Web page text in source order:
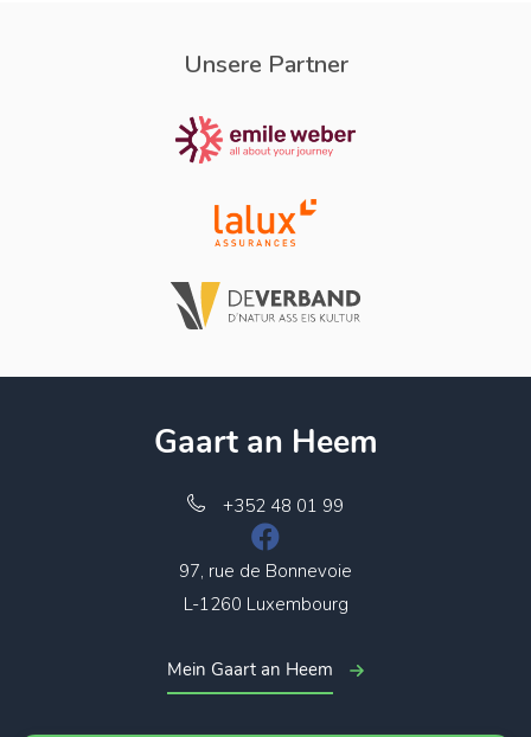
Unsere Partner
Gaart an Heem
+352 48 01 99
97, rue de Bonnevoie
L-1260 Luxembourg
Mein Gaart an Heem